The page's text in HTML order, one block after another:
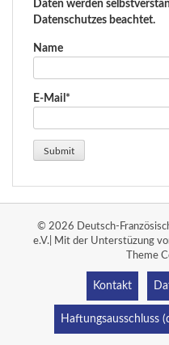
Daten werden
Datenschutzes beachtet.
Name
E-Mail*
© 2026 Deutsch-
e.V.| Mit der Unterstüzung
Theme
Kontakt
Haftungsausschluss